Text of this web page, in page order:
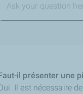
il présenter une
Il est nécessaire